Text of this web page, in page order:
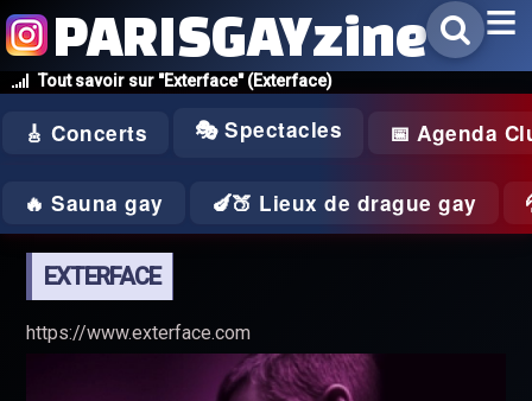
Tout savoir sur "Exterface" (Exterface)
PARISGAYzine
🎸 Concerts 🎭 Spectacles 📅 Agenda
🔥 Sauna gay 🍆🍑 Lieux de drague gay
EXTERFACE
https://www.exterface.com